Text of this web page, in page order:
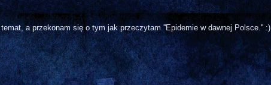
a przekonam się o tym jak przeczytam ''Epidemie w dawnej Polsce.'' :)